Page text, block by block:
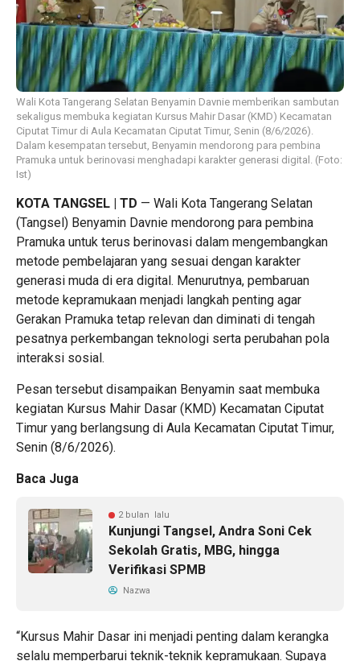
Wali Kota Tangerang Selatan Benyamin Davnie memberikan sambutan
sekaligus membuka kegiatan Kursus Mahir Dasar (KMD) Kecamatan
Ciputat Timur di Aula Kecamatan Ciputat Timur, Senin (8/6/2026).
Dalam kesempatan tersebut, Benyamin mendorong para pembina
Pramuka untuk berinovasi menghadapi karakter generasi digital. (Foto:
Ist)
KOTA TANGSEL | TD — Wali Kota Tangerang Selatan
(Tangsel) Benyamin Davnie mendorong para pembina
Pramuka untuk terus berinovasi dalam mengembangkan
metode pembelajaran yang sesuai dengan karakter
generasi muda di era digital. Menurutnya, pembaruan
metode kepramukaan menjadi langkah penting agar
Gerakan Pramuka tetap relevan dan diminati di tengah
pesatnya perkembangan teknologi serta perubahan pola
interaksi sosial.
Pesan tersebut disampaikan Benyamin saat membuka
kegiatan Kursus Mahir Dasar (KMD) Kecamatan Ciputat
Timur yang berlangsung di Aula Kecamatan Ciputat Timur,
Senin (8/6/2026).
Baca Juga
2 bulan lalu
Kunjungi Tangsel, Andra Soni Cek
Sekolah Gratis, MBG, hingga
Verifikasi SPMB
Nazwa
“Kursus Mahir Dasar ini menjadi penting dalam kerangka
selalu memperbarui teknik-teknik kepramukaan. Supaya